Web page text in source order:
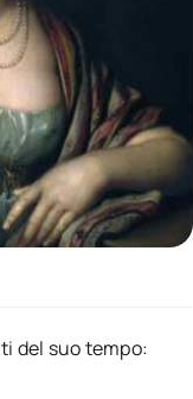
del suo tempo: